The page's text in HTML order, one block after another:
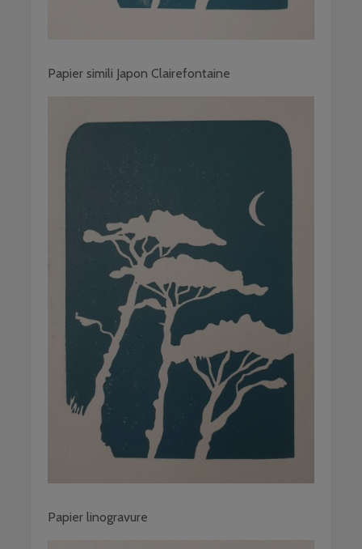
Papier simili Japon Clairefontaine
Papier linogravure